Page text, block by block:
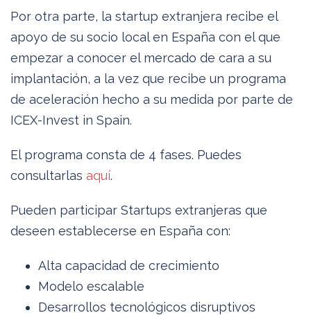
Por otra parte, la startup extranjera recibe el
apoyo de su socio local en España con el que
empezar a conocer el mercado de cara a su
implantación, a la vez que recibe un programa
de aceleración hecho a su medida por parte de
ICEX-Invest in Spain.
El programa consta de 4 fases. Puedes
consultarlas aquí.
Pueden participar Startups extranjeras que
deseen establecerse en España con:
Alta capacidad de crecimiento
Modelo escalable
Desarrollos tecnológicos disruptivos